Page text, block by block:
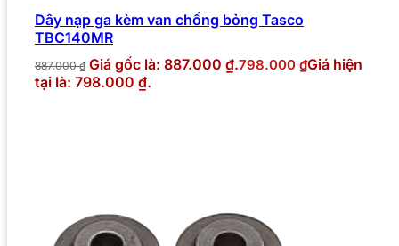
Dây nạp ga kèm van chống bỏng Tasco
TBC140MR
887.000₫ Giá gốc là: 887.000 ₫.798.000 ₫Giá hiện
tại là: 798.000 ₫.